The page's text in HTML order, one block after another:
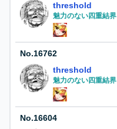
threshold
魅力のない四重結界
No.16762
threshold
魅力のない四重結界
No.16604